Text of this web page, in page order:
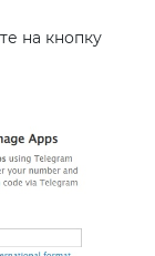
на кнопку